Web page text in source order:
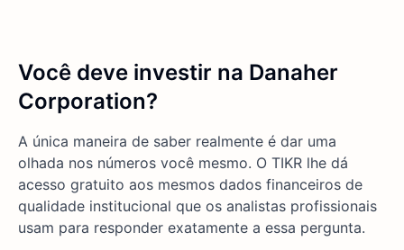
Você deve investir na Danaher
Corporation?
A única maneira de saber realmente é dar uma
olhada nos números você mesmo. O TIKR lhe dá
acesso gratuito aos mesmos dados financeiros de
qualidade institucional que os analistas profissionais
usam para responder exatamente a essa pergunta.